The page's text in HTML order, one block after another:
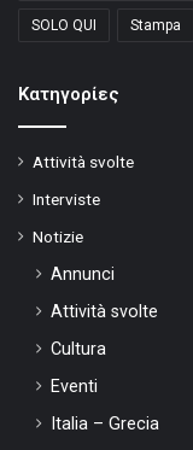
SOLO QUI Stampa
Kατηγορίες
Attività svolte
Interviste
Notizie
Annunci
Attività svolte
Cultura
Eventi
Italia – Grecia